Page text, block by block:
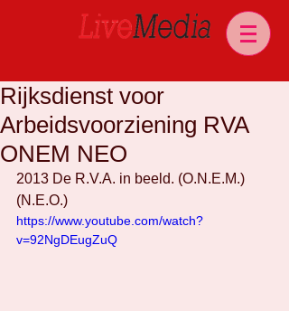
Rijksdienst voor
Arbeidsvoorziening RVA
ONEM NEO
2013 De R.V.A. in beeld. (O.N.E.M.)
(N.E.O.)
https://www.youtube.com/watch?
v=92NgDEugZuQ